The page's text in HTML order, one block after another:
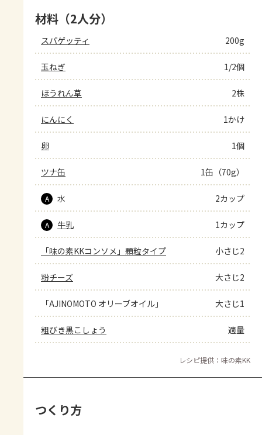
材料（2人分）
スパゲッティ 200g
玉ねぎ 1/2個
ほうれん草 2株
にんにく 1かけ
卵 1個
ツナ缶 1缶（70g）
A 水 2カップ
A 牛乳 1カップ
「味の素KKコンソメ」顆粒タイプ 小さじ2
粉チーズ 大さじ2
「AJINOMOTO オリーブオイル」 大さじ1
粗びき黒こしょう 適量
レシピ提供：味の素KK
つくり方